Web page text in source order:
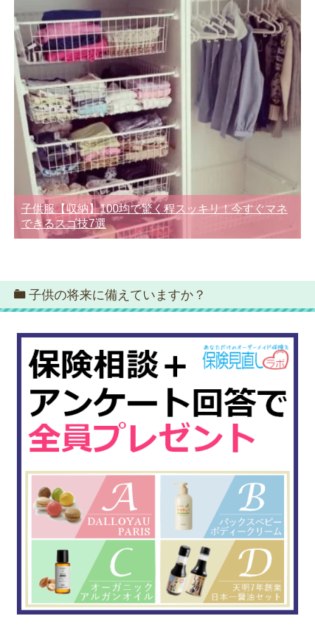
子供服【収納】100均で驚く程スッキリ！今すぐマネ
できるスゴ技7選
子供の将来に備えていますか？